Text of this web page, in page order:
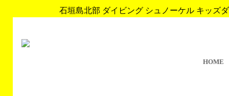
石垣島北部 ダイビング シュノーケル キッズ
HOME